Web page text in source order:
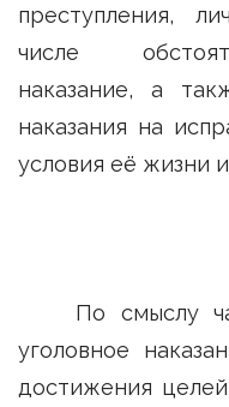
преступления,
числе
наказание, а
наказания на
условия её жизни
По смыслу
уголовное
достижения